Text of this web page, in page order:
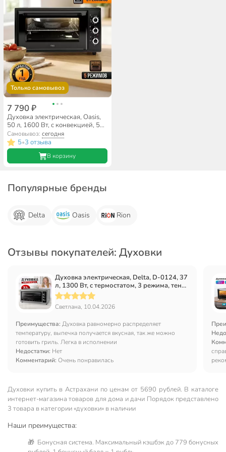
Только самовывоз
7 790 ₽
Духовка электрическая, Oasis,
50 л, 1600 Вт, с конвекцией, 5
режимов, черная, M-50CB2
Самовывоз:сегодня
5•3 отзыва
В корзину
Популярные бренды
Delta Oasis Rion
Отзывы покупателей: Духовки
Духовка электрическая, Delta, D-0124, 37
л, 1300 Вт, с термостатом, 3 режима, тен
повышенной мощности, 2
нагревательных элемента, серая
Светлана, 10.04.2026
Преимущества: Духовка равномерно распределяет
температуру, выпечка получается вкусная, так же можно
готовить гриль. Легка в исполнении
Недостатки: Нет
Комментарий: Очень понравилась
Духовки купить в Астрахани по ценам от 5690 рублей. В каталоге
интернет-магазина товаров для дома и дачи Порядок представлено
3 товара в категории «духовки» в наличии
Наши преимущества:
🎁 Бонусная система. Максимальный кэшбэк до 779 бонусных